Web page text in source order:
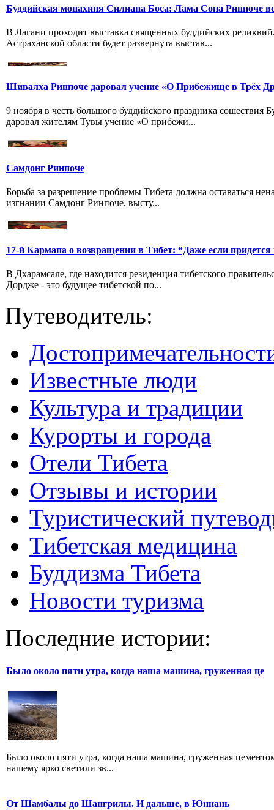
Буддийская монахиня Силиана Боса: Лама Сопа Ринпоче
В Лагани проходит выставка священных буддийских
Астраханской области будет развернута выстав...
Шивалха Ринпоче даровал учение «О Прибежище в Трёх
9 ноября в честь большого буддийского праздника
даровал жителям Тувы учение «О прибежи...
Самдонг Ринпоче
Борьба за разрешение проблемы Тибета должна оставаться
изгнании Самдонг Ринпоче, высту...
17-й Кармапа о возвращении в Тибет: “Даже если
В Дхарамсале, где находится резиденция тибетского
Дордже - это будущее тибетской по...
Путеводитель:
Известные люди
Культура и традиции
Курорты и города
Отели Тибета
Отзывы и истории
Туристический
Тибетская медицина
Буддизма Тибета
Новости туризма
Последние истории:
Было около пяти утра, когда наша машина, груженная це
Было около пяти утра, когда наша машина, груженная
нашему ярко светили зв...
От Шамбалы до Шангрилы. И дальше, в Юннань